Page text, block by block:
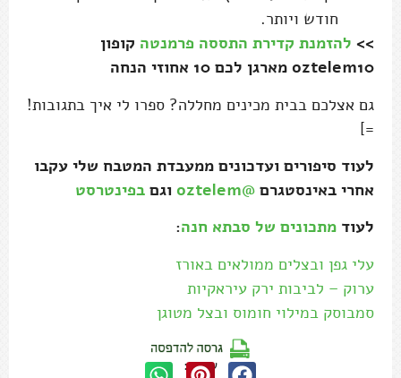
חודש ויותר.
>> להזמנת קדירת התססה פרמנטה קופון
oztelem10 מארגן לכם 10 אחוזי הנחה
גם אצלכם בבית מכינים מחללה? ספרו לי איך בתגובות!
=]
לעוד סיפורים ועדכונים ממעבדת המטבח שלי עקבו
אחרי באינסטגרם @oztelem וגם בפינטרסט
לעוד מתכונים של סבתא חנה:
עלי גפן ובצלים ממולאים באורז
ערוק – לביבות ירק עיראקיות
סמבוסק במילוי חומוס ובצל מטוגן
שתפו: